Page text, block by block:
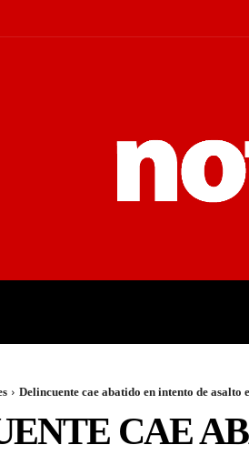
Delincuente cae abatido en intento de asalto
CAE